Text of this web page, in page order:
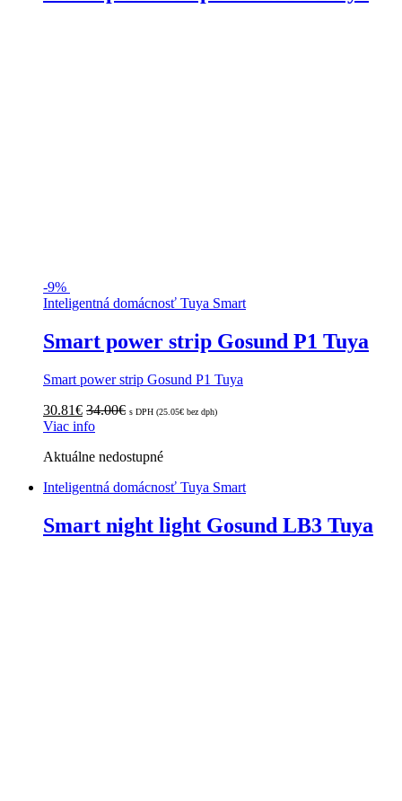
-9%
Inteligentná domácnosť Tuya Smart
Smart power strip Gosund P1 Tuya
Smart power strip Gosund P1 Tuya
30.81€ 34.00€ s DPH (25.05€ bez dph)
Viac info
Aktuálne nedostupné
Inteligentná domácnosť Tuya Smart
Smart night light Gosund LB3 Tuya